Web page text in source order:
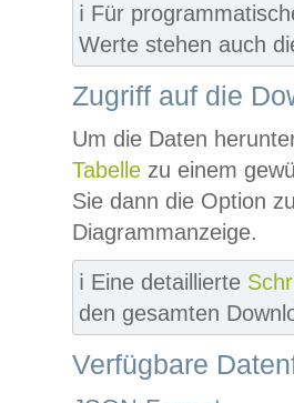
ℹ️ Für
Werte stehen auch
Zugriff auf die
Um die Daten
Tabelle zu einem
Sie dann die Option
Diagrammanzeige.
ℹ️ Eine detaillierte
den gesamten
Verfügbare